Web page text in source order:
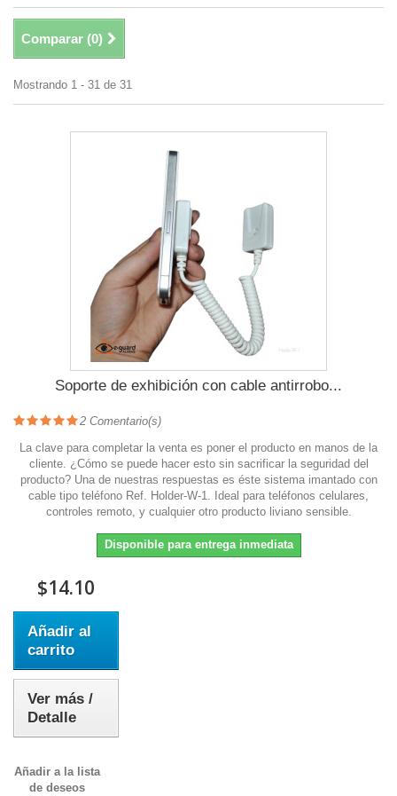
Comparar (0)
Mostrando 1 - 31 de 31
Soporte de exhibición con cable antirrobo...
2 Comentario(s)
La clave para completar la venta es poner el producto en manos de la
cliente. ¿Cómo se puede hacer esto sin sacrificar la seguridad del
producto? Una de nuestras respuestas es éste sistema imantado con
cable tipo teléfono Ref. Holder-W-1. Ideal para teléfonos celulares,
controles remoto, y cualquier otro producto liviano sensible.
Disponible para entrega inmediata
$14.10
Añadir al
carrito
Ver más /
Detalle
Añadir a la lista
de deseos